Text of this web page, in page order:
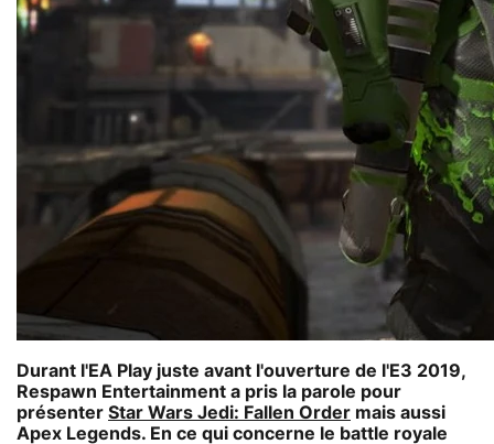
Durant l'EA Play juste avant l'ouverture de l'E3 2019,
Respawn Entertainment a pris la parole pour
présenter Star Wars Jedi: Fallen Order mais aussi
Apex Legends. En ce qui concerne le battle royale